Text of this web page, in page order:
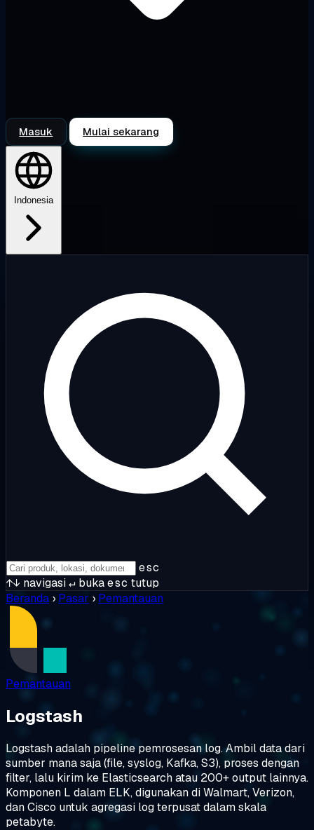
Masuk Mulai sekarang
Indonesia
esc
↑↓ navigasi↵ bukaesc tutup
Beranda › Pasar › Pemantauan
Pemantauan
Logstash
Logstash adalah pipeline pemrosesan log. Ambil data dari
sumber mana saja (file, syslog, Kafka, S3), proses dengan
filter, lalu kirim ke Elasticsearch atau 200+ output lainnya.
Komponen L dalam ELK, digunakan di Walmart, Verizon,
dan Cisco untuk agregasi log terpusat dalam skala
petabyte.